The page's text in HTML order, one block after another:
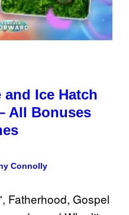
and Ice Hatch
All Bonuses
Connolly